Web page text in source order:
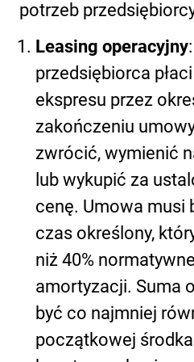
potrzeb
Leasing operacyjny
przedsiębiorca
ekspresu przez
zakończeniu
zwrócić, wymienić
lub wykupić za
cenę. Umowa musi
czas określony,
niż 40%
amortyzacji. Suma
być co najmniej
początkowej